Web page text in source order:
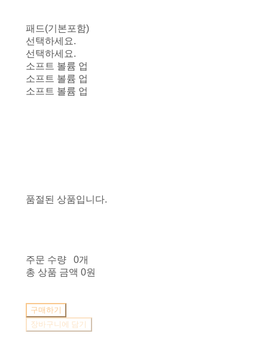
패드(기본포함)
선택하세요.
선택하세요.
소프트 볼륨 업
소프트 볼륨 업
소프트 볼륨 업
품절된 상품입니다.
주문 수량
0개
총 상품 금액 0원
구매하기
장바구니에 담기